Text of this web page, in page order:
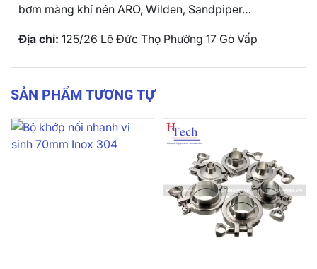
bơm màng khí nén ARO, Wilden, Sandpiper…
Địa chỉ: 125/26 Lê Đức Thọ Phường 17 Gò Vấp
SẢN PHẨM TƯƠNG TỰ